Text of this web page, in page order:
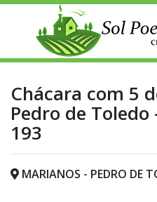
Chácara com 5
Pedro de Toledo
193
MARIANOS - PEDRO DE